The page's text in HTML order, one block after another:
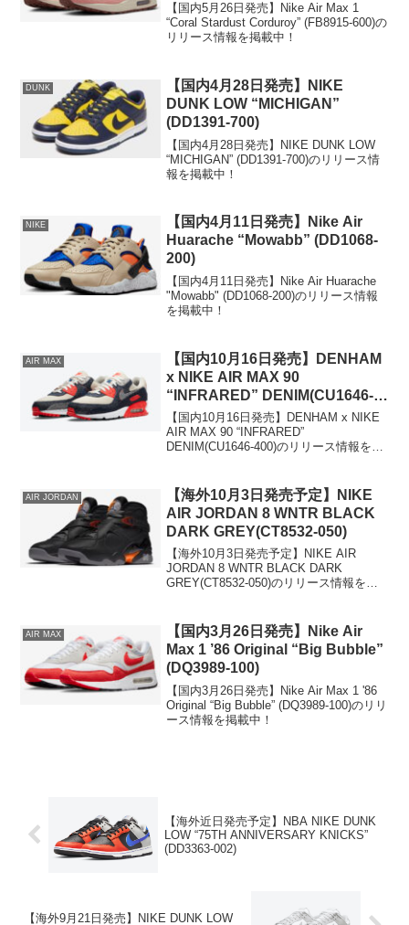
【国内5月26日発売】Nike Air Max 1
“Coral Stardust Corduroy” (FB8915-600)の
リリース情報を掲載中！
DUNK
【国内4月28日発売】NIKE
DUNK LOW “MICHIGAN”
(DD1391-700)
【国内4月28日発売】NIKE DUNK LOW
“MICHIGAN” (DD1391-700)のリリース情
報を掲載中！
NIKE
【国内4月11日発売】Nike Air
Huarache “Mowabb” (DD1068-
200)
【国内4月11日発売】Nike Air Huarache
"Mowabb" (DD1068-200)のリリース情報
を掲載中！
AIR MAX
【国内10月16日発売】DENHAM
x NIKE AIR MAX 90
“INFRARED” DENIM(CU1646-
400)
【国内10月16日発売】DENHAM x NIKE
AIR MAX 90 “INFRARED”
DENIM(CU1646-400)のリリース情報を掲
AIR JORDAN
【海外10月3日発売予定】NIKE
AIR JORDAN 8 WNTR BLACK
DARK GREY(CT8532-050)
【海外10月3日発売予定】NIKE AIR
JORDAN 8 WNTR BLACK DARK
GREY(CT8532-050)のリリース情報を掲
AIR MAX
【国内3月26日発売】Nike Air
Max 1 ’86 Original “Big Bubble”
(DQ3989-100)
【国内3月26日発売】Nike Air Max 1 '86
Original “Big Bubble” (DQ3989-100)のリリ
ース情報を掲載中！
【海外近日発売予定】NBA NIKE DUNK
LOW “75TH ANNIVERSARY KNICKS”
(DD3363-002)
【海外9月21日発売】NIKE DUNK LOW